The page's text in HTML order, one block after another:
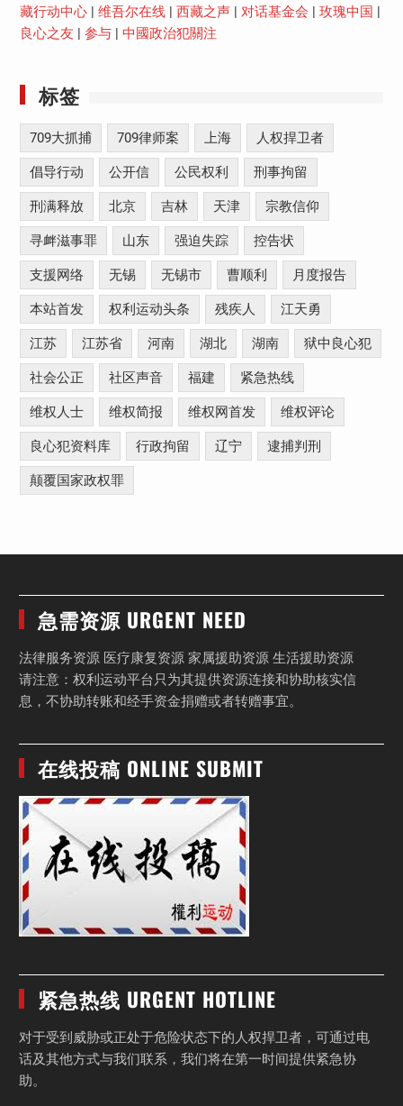
藏行动中心| 维吾尔在线| 西藏之声| 对话基金会 玫瑰中国
良心之友
参与| 中國政治犯關注
标签
709大抓捕 709律师案 上海 人权捍卫者
倡导行动 公开信 公民权利 刑事拘留
刑满释放 北京 吉林 天津 宗教信仰
寻衅滋事罪 山东 强迫失踪 控告状
支援网络 无锡 无锡市 曹顺利 月度报告
本站首发 权利运动头条 残疾人 江天勇
江苏 江苏省 河南 湖北 湖南 狱中良心犯
社会公正 社区声音 福建 紧急热线
维权人士 维权简报 维权网首发 维权评论
良心犯资料库 行政拘留 辽宁 逮捕判刑
颠覆国家政权罪
急需资源 URGENT NEED
法律服务资源 医疗康复资源 家属援助资源 生活援助资源
请注意：权利运动平台只为其提供资源连接和协助核实信
息，不协助转账和经手资金捐赠或者转赠事宜。
在线投稿 ONLINE SUBMIT
紧急热线 URGENT HOTLINE
对于受到威胁或正处于危险状态下的人权捍卫者，可通过电
话及其他方式与我们联系，我们将在第一时间提供紧急协
助。